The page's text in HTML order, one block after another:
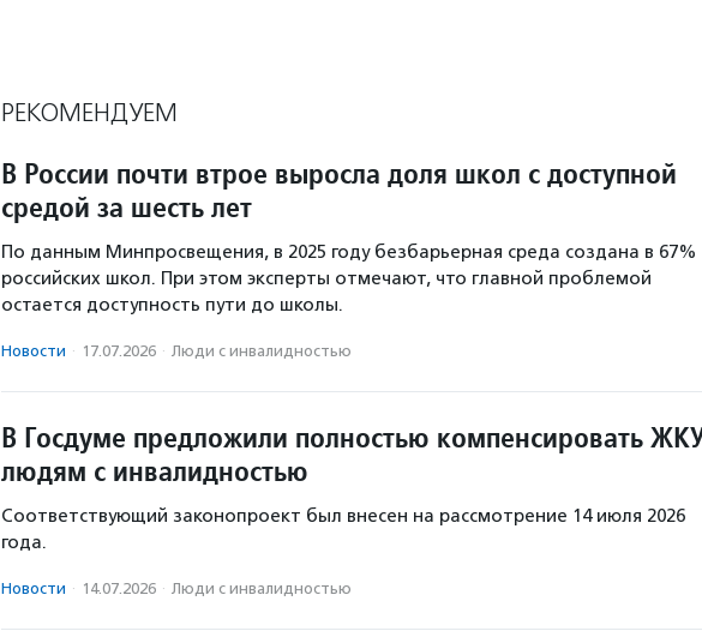
РЕКОМЕНДУЕМ
В России почти втрое выросла доля школ с доступной
средой за шесть лет
По данным Минпросвещения, в 2025 году безбарьерная среда создана в 67%
российских школ. При этом эксперты отмечают, что главной проблемой
остается доступность пути до школы.
Новости · 17.07.2026 · Люди с инвалидностью
В Госдуме предложили полностью компенсировать
людям с инвалидностью
Соответствующий законопроект был внесен на рассмотрение 14 июля 2026
года.
Новости · 14.07.2026 · Люди с инвалидностью